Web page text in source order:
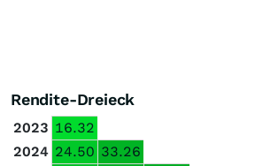
Rendite-Dreieck
2023 16.32
2024 24.50 33.26